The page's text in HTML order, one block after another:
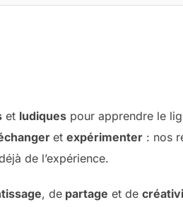
et ludiques pour apprendre le
et expérimenter : nos
de l’expérience.
, de partage et de